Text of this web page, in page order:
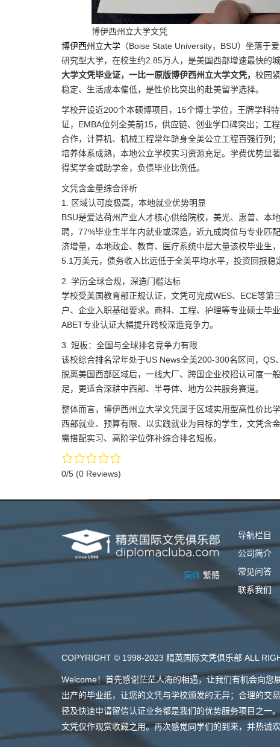
博伊西州立大学文凭
博伊西州立大学 （Boise State University，BSU）坐落于
研究型大学，在校生约2.85万人，是美国西部增速最快的城
大学文凭毕业证，一比一原版博伊西州立大学文凭， 校园
稳定、生活成本偏低，是性价比突出的赴美留学选择。
学校开设近200个本硕博项目，15个博士学位，王牌学科
证，EMBA位列全美前15，供应链、创业学口碑突出；工
合作，计算机、机械工程常年跻身全美公立工程百强行列
培养体系成熟，本地公立学校实习资源充足。学费优势显
得奖学金或助学金，负债毕业比例低。
文凭含金量综合评析
1. 区域认可度极高，本地就业优势明显
BSU是爱达荷州产业人才核心供给院校，美光、惠普、本
聘，77%毕业生半年内就业或深造，近九成岗位与专业匹
济增量，本地政企、教育、医疗系统中层大量该校毕业生
5.1万美元，债务收入比远低于全美平均水平，投资回报稳
2. 学历全球合规，深造门槛达标
学校受美国教育部正规认证，文凭可完成WES、ECE等
户、企业入职基础要求。商科、工程、护理等专业硕士毕
ABET专业认证大幅提升跨校深造竞争力。
3. 短板：全国与全球排名竞争力有限
该校综合排名常年处于US News全美200-300名区间，QS
脱离美国西部区域后，一线大厂、跨国企业校招认可度一
足，更适合深耕中西部、半导体、地方公共服务赛道。
整体而言，博伊西州立大学文凭属于区域实用型高性价比
西部就业、预算有限、以实践就业为目标的学生，文凭含
需搭配实习、高阶学位弥补综合排名短板。
0/5 (0 Reviews)
简体 繁體
导航栏目
公司简介
常见问答
联系我们
COPYRIGHT © 1998-2023 精英国际文凭俱乐部 ALL
Welcome！首先感谢茫茫人海的相遇，让我们有机会向
出产的毕业纸，让您的文凭与学校颁发的无异；合理的交
径及快速申请留信认证业务都是我们的优势服务项目之一
文凭仅作观赏收藏之用。再次感觉同学们的到来，并热诚欢